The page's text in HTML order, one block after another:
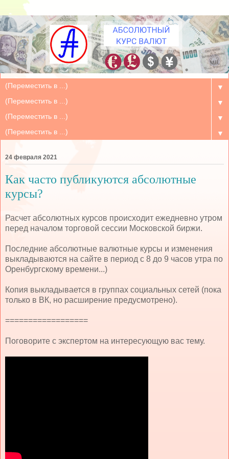
▼
▼
▼
▼
24 февраля 2021
Как часто публикуются абсолютные
курсы?
Расчет абсолютных курсов происходит ежедневно утром
перед началом торговой сессии Московской биржи.
Последние абсолютные валютные курсы и изменения
выкладываются на сайте в период с 8 до 9 часов утра по
Оренбургскому времени...)
Копия выкладывается в группах социальных сетей (пока
только в ВК, но расширение предусмотрено).
==================
Поговорите с экспертом на интересующую вас тему.